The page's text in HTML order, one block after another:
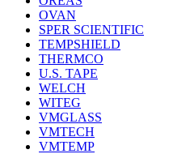
OVAN
SPER SCIENTIFIC
TEMPSHIELD
THERMCO
U.S. TAPE
WELCH
WITEG
VMGLASS
VMTECH
VMTEMP